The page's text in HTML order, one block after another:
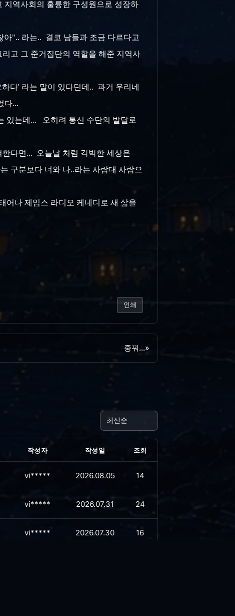
역사회의 훌륭한 구성원으로 성장하
".. 라는.. 결코 남들과 조금 다르다고
고 그 준거집단의 역할을 해준 지역사
다' 라는 말이 있다던데.. 과거 우리네
다...
있는데... 오히려 통신 수단의 발달로
다면... 오늘날 처럼 각박한 세상은
구분보다 너와 나..라는 사람대 사람으
어나 제임스 라디오 케네디로 새 삶을
인쇄
중꿔...»
작성자 작성일 조회
vi***** 2026.08.05 14
vi***** 2026.07.31 24
vi***** 2026.07.30 16